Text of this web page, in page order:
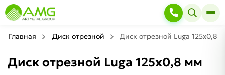
Главная Диск отрезной Диск отрезной Luga 125х0,8
Диск отрезной Luga 125х0,8 мм